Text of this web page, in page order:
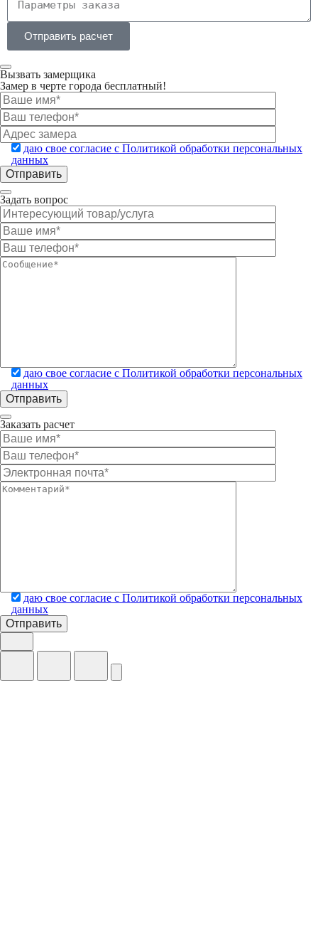
Отправить расчет
Вызвать замерщика
Замер в черте города бесплатный!
даю свое согласие с Политикой обработки персональных
данных
Задать вопрос
даю свое согласие с Политикой обработки персональных
данных
Заказать расчет
даю свое согласие с Политикой обработки персональных
данных